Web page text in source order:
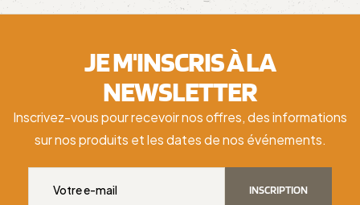
JE M'INSCRIS À LA
NEWSLETTER
Inscrivez-vous pour recevoir nos offres, des informations
sur nos produits et les dates de nos événements.
INSCRIPTION